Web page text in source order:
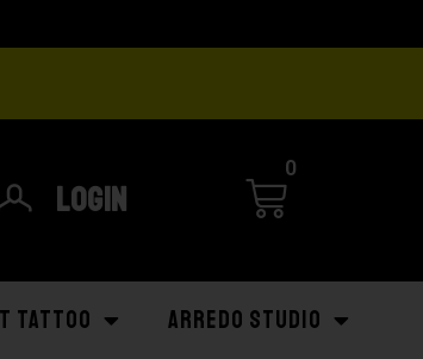
Login
0
TATTOO
ARREDO STUDIO